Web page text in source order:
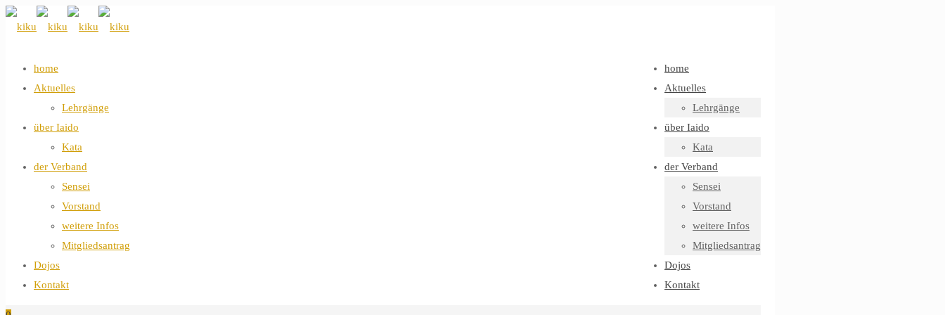
home
Aktuelles
Lehrgänge
über Iaido
Kata
der Verband
Sensei
Vorstand
weitere Infos
Mitgliedsantrag
Dojos
Kontakt
home
Aktuelles
Lehrgänge
über Iaido
Kata
der Verband
Sensei
Vorstand
weitere Infos
Mitgliedsantrag
Dojos
Kontakt